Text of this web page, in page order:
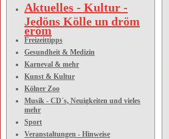
Aktuelles - Kultur -
Jedöns Kölle un dröm
eröm
Freizeittipps
Gesundheit & Medizin
Karneval & mehr
Kunst & Kultur
Kölner Zoo
Musik - CD´s, Neuigkeiten und vieles
mehr
Sport
Veranstaltungen - Hinweise